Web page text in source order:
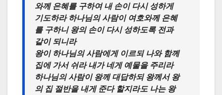
와께 은혜를 구하여 내 손이 다시 성하게
기도하라 하나님의 사람이 여호와께 은혜
를 구하니 왕의 손이 다시 성하도록 전과
같이 되니라
왕이 하나님의 사람에게 이르되 나와 함께
집에 가서 쉬라 내가 네게 예물을 주리라
하나님의 사람이 왕께 대답하되 왕께서 왕
의 집 절반을 내게 준다 할지라도 나는 왕